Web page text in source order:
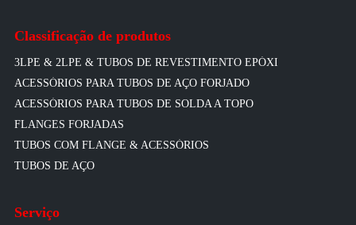
Classificação de produtos
3LPE & 2LPE & TUBOS DE REVESTIMENTO EPÓXI
ACESSÓRIOS PARA TUBOS DE AÇO FORJADO
ACESSÓRIOS PARA TUBOS DE SOLDA A TOPO
FLANGES FORJADAS
TUBOS COM FLANGE & ACESSÓRIOS
TUBOS DE AÇO
Serviço